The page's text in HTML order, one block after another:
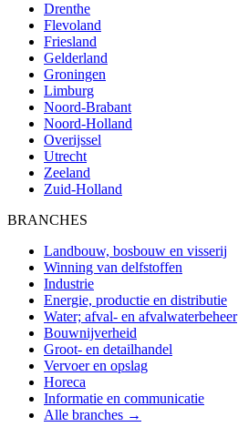
Drenthe
Flevoland
Friesland
Gelderland
Groningen
Limburg
Noord-Brabant
Noord-Holland
Overijssel
Utrecht
Zeeland
Zuid-Holland
BRANCHES
Landbouw, bosbouw en visserij
Winning van delfstoffen
Industrie
Energie, productie en distributie
Water; afval- en afvalwaterbeheer
Bouwnijverheid
Groot- en detailhandel
Vervoer en opslag
Horeca
Informatie en communicatie
Alle branches →